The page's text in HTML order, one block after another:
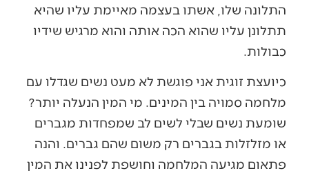
התלונה שלו, אשתו בעצמה מאיימת עליו שהיא
תתלונן עליו שהוא הכה אותה והוא מרגיש שידיו
כבולות.
כיועצת זוגית אני פוגשת לא מעט נשים שגדלו עם
מלחמה סמויה בין המינים. מי המין הנעלה יותר?
שומעת נשים שבלי לשים לב שמפחדות מגברים
או מזלזלות בגברים רק משום שהם גברים. והנה
פתאום מגיעה המלחמה וחושפת לפנינו את המין